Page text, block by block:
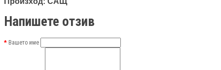
Напишете отзив
Вашето име